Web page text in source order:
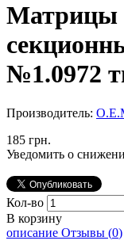
Матрицы
№1.0972
Производитель:
185 грн.
Уведомить о
Кол-во
В корзину
описание Отзывы (0)